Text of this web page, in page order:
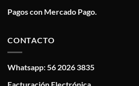
Pagos con Mercado Pago.
CONTACTO
Whatsapp: 56 2026 3835
Facturación Electrónica